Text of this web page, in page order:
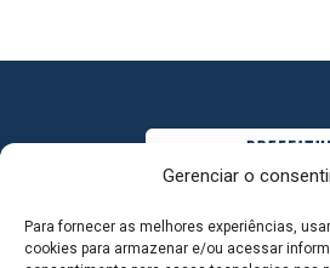
Gerenciar o
Para fornecer as melhores experiências,
cookies para armazenar e/ou acessar